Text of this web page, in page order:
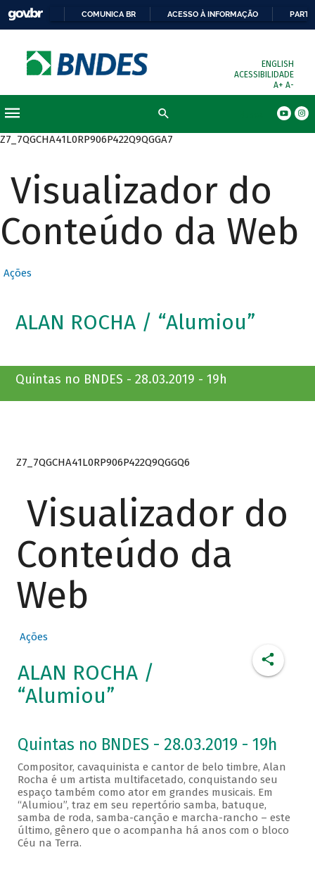
COMUNICA BR ACESSO À INFORMAÇÃO
ENGLISH
ACESSIBILIDADE
A+ A-
Z7_7QGCHA41L0RP906P422Q9QGGA7
Visualizador do
Conteúdo da Web
Ações
ALAN ROCHA / “Alumiou”
Quintas no BNDES - 28.03.2019 - 19h
Z7_7QGCHA41L0RP906P422Q9QGGQ6
Visualizador do
Conteúdo da
Web
Ações
ALAN ROCHA /
“Alumiou”
Quintas no BNDES - 28.03.2019 - 19h
Compositor, cavaquinista e cantor de belo timbre, Alan
Rocha é um artista multifacetado, conquistando seu
espaço também como ator em grandes musicais. Em
“Alumiou”, traz em seu repertório samba, batuque,
samba de roda, samba-canção e marcha-rancho – este
último, gênero que o acompanha há anos com o bloco
Céu na Terra.